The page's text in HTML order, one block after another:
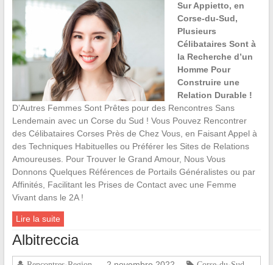
Sur Appietto, en
Corse-du-Sud,
Plusieurs
Célibataires Sont à
la Recherche d’un
Homme Pour
Construire une
Relation Durable !
D’Autres Femmes Sont Prêtes pour des Rencontres Sans
Lendemain avec un Corse du Sud ! Vous Pouvez Rencontrer
des Célibataires Corses Près de Chez Vous, en Faisant Appel à
des Techniques Habituelles ou Préférer les Sites de Relations
Amoureuses. Pour Trouver le Grand Amour, Nous Vous
Donnons Quelques Références de Portails Généralistes ou par
Affinités, Facilitant les Prises de Contact avec une Femme
Vivant dans le 2A !
Lire la suite
Albitreccia